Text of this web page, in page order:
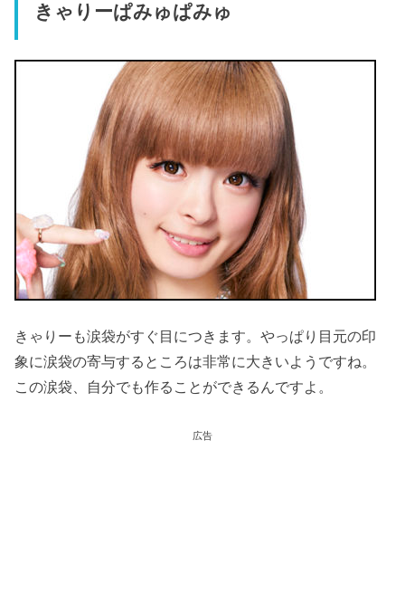
きゃりーぱみゅぱみゅ
きゃりーも涙袋がすぐ目につきます。やっぱり目元の印
象に涙袋の寄与するところは非常に大きいようですね。
この涙袋、自分でも作ることができるんですよ。
広告